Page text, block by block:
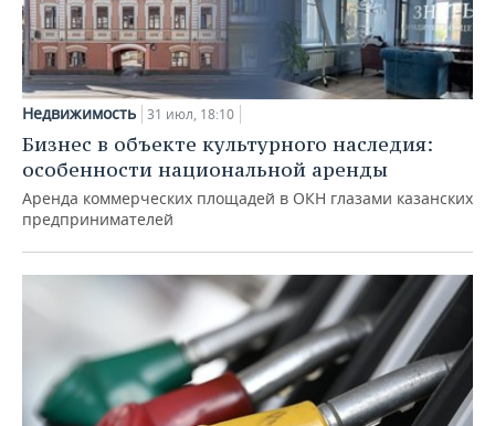
Недвижимость 31 июл, 18:10
Бизнес в объекте культурного наследия:
особенности национальной аренды
Аренда коммерческих площадей в ОКН глазами казанских
предпринимателей